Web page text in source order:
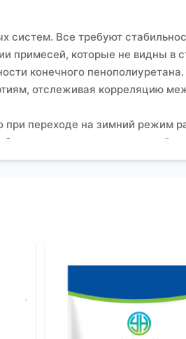
систем. Все требуют
примесей, которые не видны в
конечного
отслеживая корреляцию
переходе на зимний режим
что температурный
совместно разрабатывать
я сначала смотрю не на
скорее всего, будут
контроль молекулярно-
слишком широким, это